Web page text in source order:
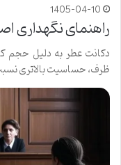
1405-04-10
راهنمای نگهداری
دکانت عطر به دلیل حجم
ظرف، حساسیت بالاتری